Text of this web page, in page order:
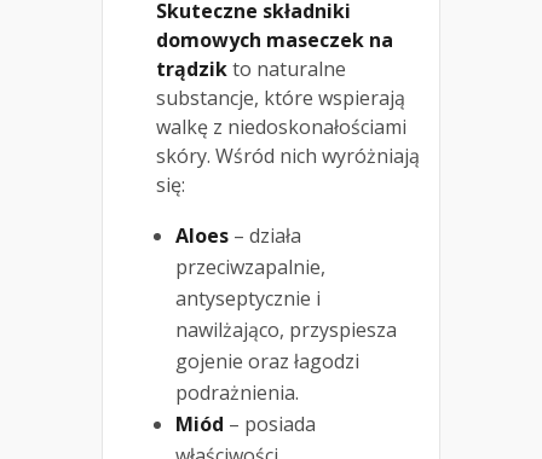
Skuteczne składniki
domowych maseczek na
trądzikto naturalne
substancje, które wspierają
walkę z niedoskonałościami
skóry. Wśród nich wyróżniają
się:
Aloes – działa
przeciwzapalnie,
antyseptycznie i
nawilżająco, przyspiesza
gojenie oraz łagodzi
podrażnienia.
Miód – posiada